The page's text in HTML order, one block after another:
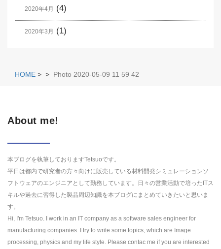
2020年4月 (4)
2020年3月 (1)
HOME > > Photo 2020-05-09 11 59 42
About me!
本ブログを執筆しておりますTetsuoです。
平日は都内で研究者の方々向けに販売している材料開発シミュレーションソ
フトウェアのエンジニアとして勤務しています。日々の営業活動で培ったITス
キルや過去に習得した製品周辺知識を本ブログにまとめていきたいと思いま
す。
Hi, I'm Tetsuo. I work in an IT company as a software sales engineer for
manufacturing companies. I try to write some topics, which are Image
processing, physics and my life style. Please contac me if you are interested